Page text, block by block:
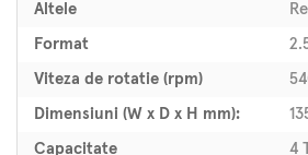
Altele
Format
Viteza de rotatie (rpm)
Dimensiuni (W x D x H mm):
Capacitate 4